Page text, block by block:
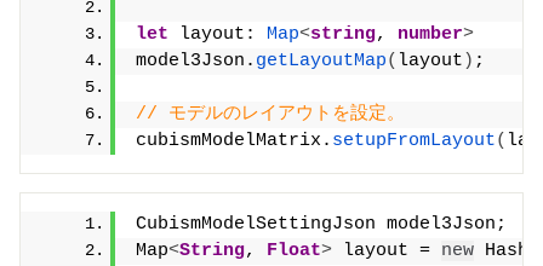
let layout: Map<string, number>
model3Json. getLayoutMap( layout ) ;
// モデルのレイアウトを設定。
cubismModelMatrix. setupFromLayout(
CubismModelSettingJson model3Json;
Map<String, Float> layout = new